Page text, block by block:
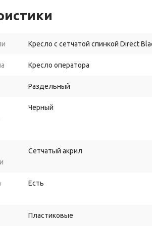
Кресло с сетчатой спинкой Direct
Кресло оператора
Раздельный
Черный
Сетчатый акрил
Есть
Пластиковые